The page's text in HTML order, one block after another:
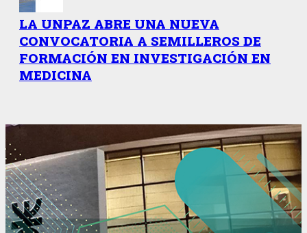
LA UNPAZ ABRE UNA NUEVA
CONVOCATORIA A SEMILLEROS DE
FORMACIÓN EN INVESTIGACIÓN EN
MEDICINA